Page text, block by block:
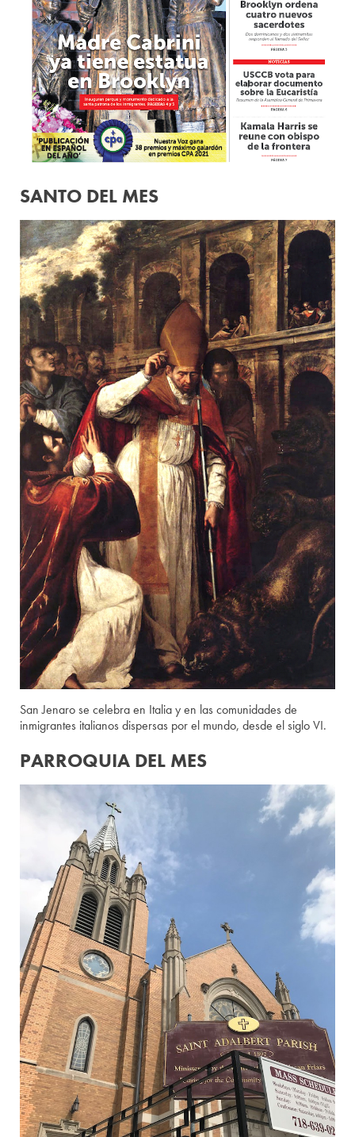
SANTO DEL MES
San Jenaro se celebra en Italia y en las comunidades de
inmigrantes italianos dispersas por el mundo, desde el siglo VI.
PARROQUIA DEL MES